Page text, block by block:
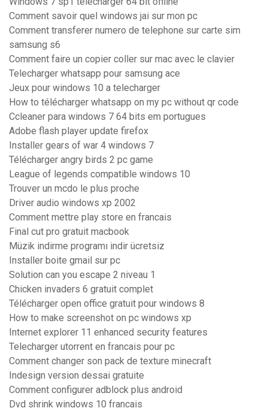
Comment savoir quel windows jai sur mon pc
Comment transferer numero de telephone sur carte sim
samsung s6
Comment faire un copier coller sur mac avec le clavier
Telecharger whatsapp pour samsung ace
Jeux pour windows 10 a telecharger
How to télécharger whatsapp on my pc without qr code
Ccleaner para windows 7 64 bits em portugues
Adobe flash player update firefox
Installer gears of war 4 windows 7
Télécharger angry birds 2 pc game
League of legends compatible windows 10
Trouver un mcdo le plus proche
Driver audio windows xp 2002
Comment mettre play store en francais
Final cut pro gratuit macbook
Müzik indirme programı indir ücretsiz
Installer boite gmail sur pc
Solution can you escape 2 niveau 1
Chicken invaders 6 gratuit complet
Télécharger open office gratuit pour windows 8
How to make screenshot on pc windows xp
Internet explorer 11 enhanced security features
Telecharger utorrent en francais pour pc
Comment changer son pack de texture minecraft
Indesign version dessai gratuite
Comment configurer adblock plus android
Dvd shrink windows 10 francais